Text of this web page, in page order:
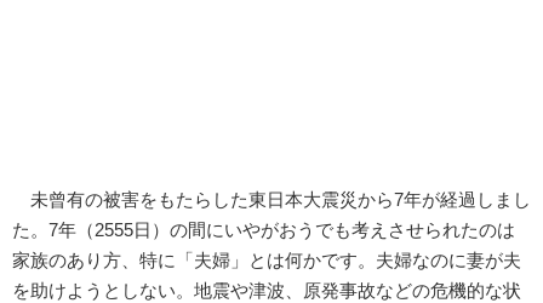
未曾有の被害をもたらした東日本大震災から7年が経過しまし
た。7年（2555日）の間にいやがおうでも考えさせられたのは
家族のあり方、特に「夫婦」とは何かです。夫婦なのに妻が夫
を助けようとしない。地震や津波、原発事故などの危機的な状